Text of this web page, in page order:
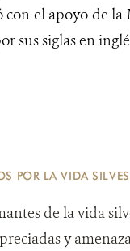
el apoyo de
sus siglas en
POR LA VIDA
de la vida
y